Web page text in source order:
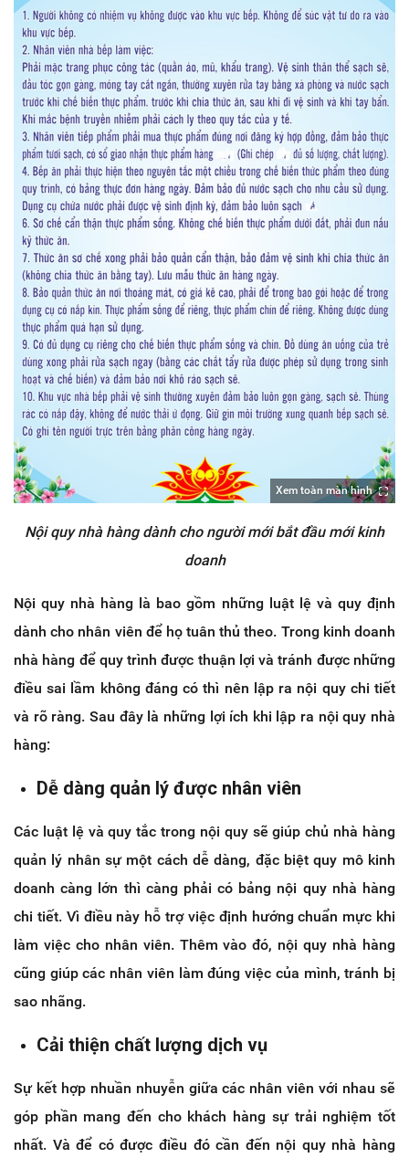
Xem toàn màn hình
Nội quy nhà hàng dành cho người mới bắt đầu mới kinh
doanh
Nội quy nhà hàng là bao gồm những luật lệ và quy định
dành cho nhân viên để họ tuân thủ theo. Trong kinh doanh
nhà hàng để quy trình được thuận lợi và tránh được những
điều sai lầm không đáng có thì nên lập ra nội quy chi tiết
và rõ ràng. Sau đây là những lợi ích khi lập ra nội quy nhà
hàng:
Dễ dàng quản lý được nhân viên
Các luật lệ và quy tắc trong nội quy sẽ giúp chủ nhà hàng
quản lý nhân sự một cách dễ dàng, đặc biệt quy mô kinh
doanh càng lớn thì càng phải có bảng nội quy nhà hàng
chi tiết. Vì điều này hỗ trợ việc định hướng chuẩn mực khi
làm việc cho nhân viên. Thêm vào đó, nội quy nhà hàng
cũng giúp các nhân viên làm đúng việc của mình, tránh bị
sao nhãng.
Cải thiện chất lượng dịch vụ
Sự kết hợp nhuần nhuyễn giữa các nhân viên với nhau sẽ
góp phần mang đến cho khách hàng sự trải nghiệm tốt
nhất. Và để có được điều đó cần đến nội quy nhà hàng